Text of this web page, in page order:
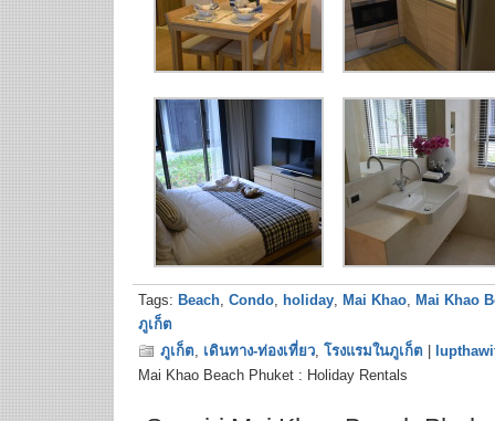
Tags: Beach, Condo, holiday, Mai Khao, Mai Khao
ภูเก็ต
ภูเก็ต, เดินทาง-ท่องเที่ยว, โรงแรมในภูเก็ต
Mai Khao Beach Phuket : Holiday Rentals